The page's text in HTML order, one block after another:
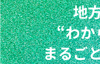
地
“わ
まるご